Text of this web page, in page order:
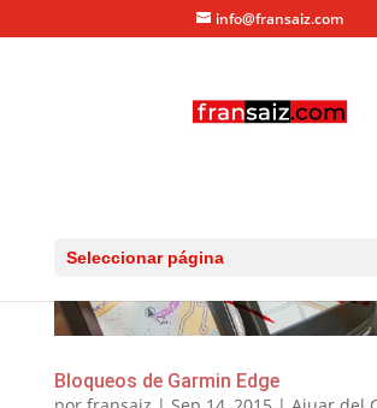
info@fransaiz.com
Seleccionar página
Bloqueos de Garmin Edge